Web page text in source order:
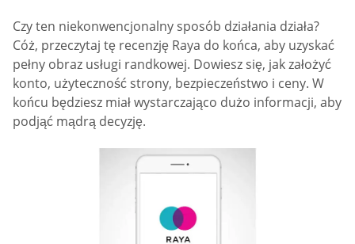
Czy ten niekonwencjonalny sposób działania działa?
Cóż, przeczytaj tę recenzję Raya do końca, aby uzyskać
pełny obraz usługi randkowej. Dowiesz się, jak założyć
konto, użyteczność strony, bezpieczeństwo i ceny. W
końcu będziesz miał wystarczająco dużo informacji, aby
podjąć mądrą decyzję.